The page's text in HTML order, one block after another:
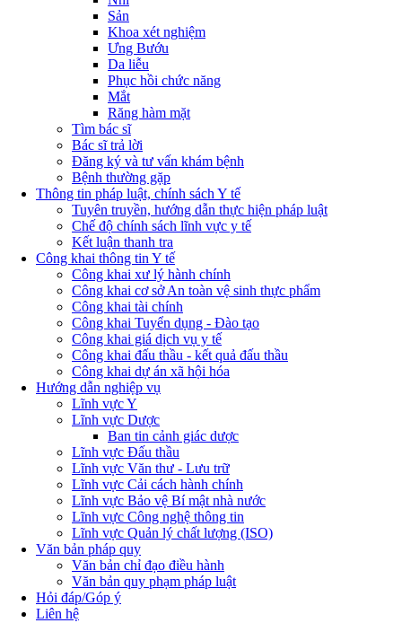
Sản
Khoa xét nghiệm
Ưng Bướu
Da liễu
Phục hồi chức năng
Mắt
Răng hàm mặt
Tìm bác sĩ
Bác sĩ trả lời
Đăng ký và tư vấn khám bệnh
Bệnh thường gặp
Thông tin pháp luật, chính sách Y tế
Tuyên truyền, hướng dẫn thực hiện pháp luật
Chế độ chính sách lĩnh vực y tế
Kết luận thanh tra
Công khai thông tin Y tế
Công khai xư lý hành chính
Công khai cơ sở An toàn vệ sinh thực phẩm
Công khai tài chính
Công khai Tuyển dụng - Đào tạo
Công khai giá dịch vụ y tế
Công khai đấu thầu - kết quả đấu thầu
Công khai dự án xã hội hóa
Hướng dẫn nghiệp vụ
Lĩnh vực Y
Lĩnh vực Dược
Ban tin cảnh giác dược
Lĩnh vực Đấu thầu
Lĩnh vực Văn thư - Lưu trữ
Lĩnh vực Cải cách hành chính
Lĩnh vực Bảo vệ Bí mật nhà nước
Lĩnh vực Công nghệ thông tin
Lĩnh vực Quản lý chất lượng (ISO)
Văn bản pháp quy
Văn bản chỉ đạo điều hành
Văn bản quy phạm pháp luật
Hỏi đáp/Góp ý
Liên hệ